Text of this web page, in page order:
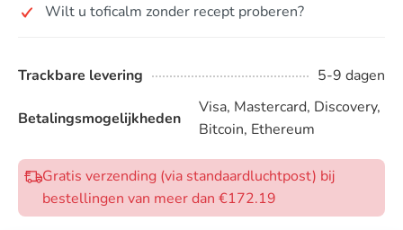
Wilt u toficalm zonder recept proberen?
Trackbare levering 5-9 dagen
Betalingsmogelijkheden
Visa, Mastercard, Discovery,
Bitcoin, Ethereum
Gratis verzending (via standaardluchtpost) bij
bestellingen van meer dan €172.19